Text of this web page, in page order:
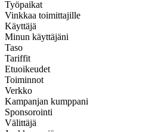
Työpaikat
Vinkkaa toimittajille
Käyttäjä
Minun käyttäjäni
Taso
Tariffit
Etuoikeudet
Toiminnot
Verkko
Kampanjan kumppani
Sponsorointi
Välittäjä